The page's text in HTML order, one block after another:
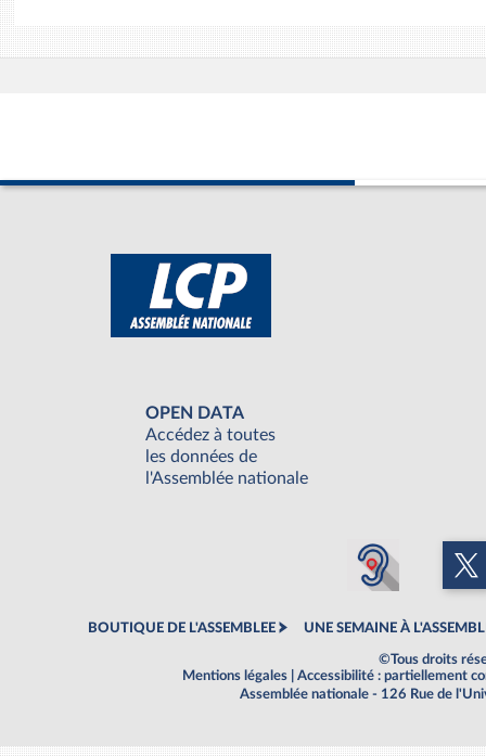
OPEN DATA
Accédez à toutes
les données de
l'Assemblée nationale
BOUTIQUE DE L'ASSEMBLEE UNE SEMAINE À
©Tous droits
Mentions légales
Accessibilité : partiellement
Assemblée nationale - 126 Rue de